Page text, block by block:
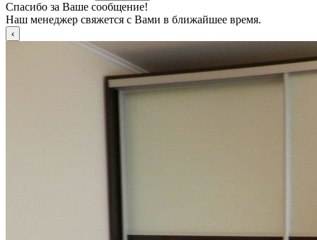
Спасибо за Ваше сообщение!
Наш менеджер свяжется с Вами в ближайшее время.